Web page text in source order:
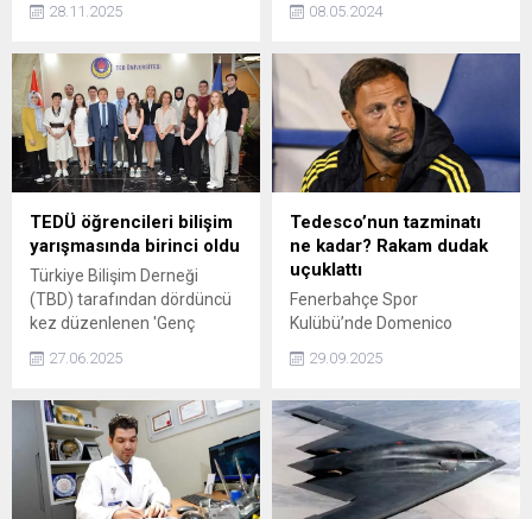
ilişkin AB rekabet şikayetini
28.11.2025
fazla personelin işten
08.05.2024
TEDÜ öğrencileri bilişim
yarışmasında birinci oldu
Türkiye Bilişim Derneği
(TBD) tarafından dördüncü
kez düzenlenen 'Genç
Beyinler Yeni Fikirler -
Ankara Proje Pazarı ve
yarışmasının sonuçları
açıklandı. 14 üniversiteden
136 proje grubunun katıldığı
yarışmada, TED
Üniversitesi'nin (TEDÜ)
27.06.2025
Tedesco’nun tazminatı
ne kadar? Rakam dudak
uçuklattı
Fenerbahçe Spor
Kulübü’nde Domenico
Tedesco dönemi, Süper
Lig’deki üst üste puan
Ligi’nde Dinamo Zagreb’e 3-
1 mağlubiyetle sarsıldı. Sarı-
lacivertlilerin kötü gidişatı,
teknik direktörün geleceğini
gündeme taşırken,
29.09.2025